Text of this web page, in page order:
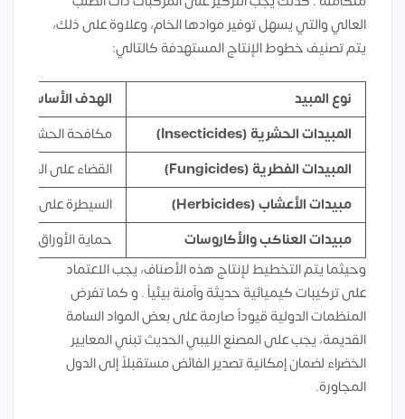
العالي والتي يسهل توفير موادها الخام، وعلاوة على ذلك،
يتم تصنيف خطوط الإنتاج المستهدفة كالتالي:
نوع المبيد
الهدف الأساسي
المبيدات الحشرية (Insecticides)
مكافحة الحشرات
المبيدات الفطرية (Fungicides)
القضاء على
مبيدات الأعشاب (Herbicides)
السيطرة على
مبيدات العناكب والأكاروسات
حماية الأوراق
وحيثما يتم التخطيط لإنتاج هذه الأصناف، يجب الاعتماد
على تركيبات كيميائية حديثة وآمنة بيئياً . و كما تفرض
المنظمات الدولية قيوداً صارمة على بعض المواد السامة
القديمة، يجب على المصنع الليبي الحديث تبني المعايير
الخضراء لضمان إمكانية تصدير الفائض مستقبلاً إلى الدول
المجاورة.